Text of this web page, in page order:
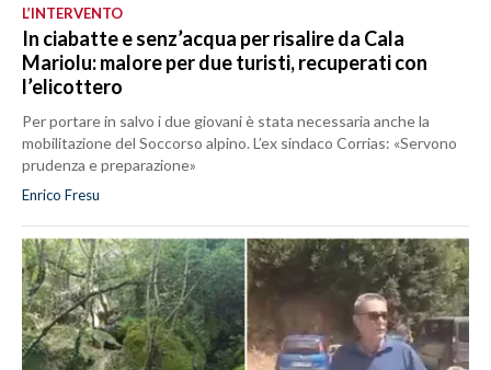
L’INTERVENTO
In ciabatte e senz’acqua per risalire da Cala
Mariolu: malore per due turisti, recuperati con
l’elicottero
Per portare in salvo i due giovani è stata necessaria anche la
mobilitazione del Soccorso alpino. L’ex sindaco Corrias: «Servono
prudenza e preparazione»
Enrico Fresu